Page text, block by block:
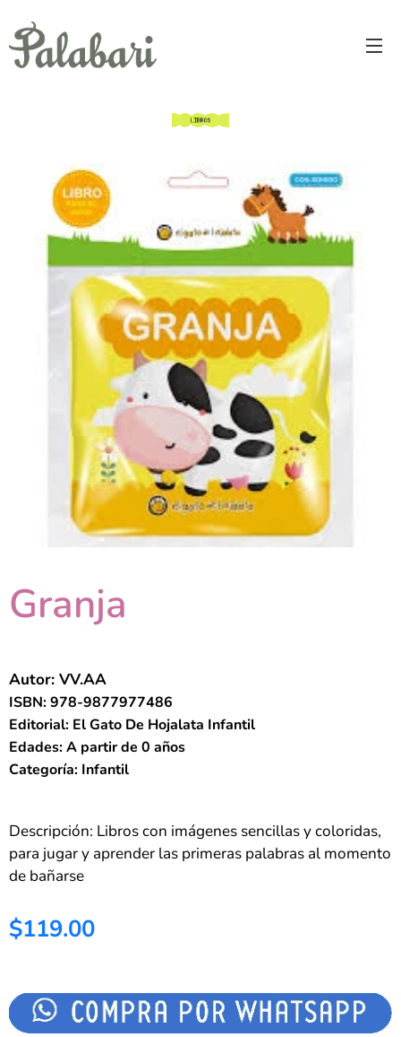
Granja
Autor: VV.AA
ISBN: 978-9877977486
Editorial: El Gato De Hojalata Infantil
Edades: A partir de 0 años
Categoría: Infantil
Descripción: Libros con imágenes sencillas y coloridas,
para jugar y aprender las primeras palabras al momento
de bañarse
$119.00